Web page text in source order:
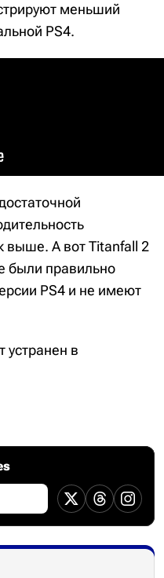
меньший
PS4.
выше. А вот Titanfall 2
были правильно
PS4 и не имеют
устранен в